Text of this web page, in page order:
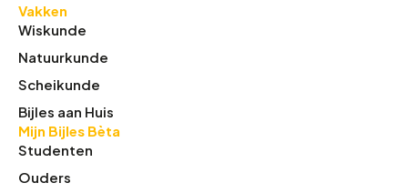
Vakken
Wiskunde
Natuurkunde
Scheikunde
Bijles aan Huis
Mijn Bijles Bèta
Studenten
Ouders